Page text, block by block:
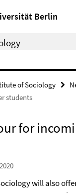
Berlin
of Sociology
students
for
will also